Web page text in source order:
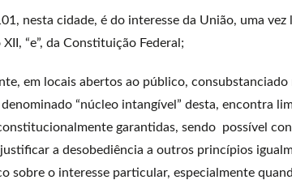
nesta cidade, é do interesse da União, uma vez
“e”, da Constituição Federal;
em locais abertos ao público, consubstanciado
“núcleo intangível” desta, encontra
garantidas, sendo possível
a desobediência a outros princípios
sobre o interesse particular, especialmente